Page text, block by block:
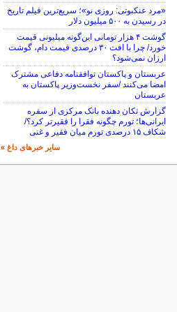
«مرد عنکبوتی: روزی نو»؛ سریع‌ترین فیلم تاریخ
در رسیدن به ۵۰۰ میلیون دلار
گوشت ۴ هزار تومانی این‌گونه میلیونی قیمت
خورد/ چرا با افت ۳۰ درصدی قیمت دام، گوشت
ارزان نمی‌شود؟
عربستان و پاکستان توافقنامه دفاعی مشترک
امضا می‌کنند /سفر نخست‌وزیر پاکستان به
عربستان
گزارش تکان‌ دهنده بانک مرکزی از سفره
ایرانی‌ها؛ تورم چگونه فقرا را فقیرتر کرد؟/
شکاف ۱۵ درصدی تورم میان فقیر و غنی
سایر خبرهای داغ »